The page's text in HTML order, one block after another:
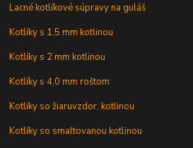
Lacné kotlíkové súpravy na guláš
Kotlíky s 1,5 mm kotlinou
Kotlíky s 2 mm kotlinou
Kotlíky s 4,0 mm roštom
Kotlíky so žiaruvzdor. kotlinou
Kotlíky so smaltovanou kotlinou